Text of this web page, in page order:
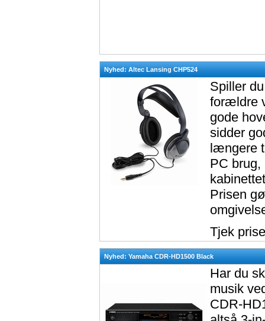
Nyhed: Altec Lansing CHP524
Spiller
forældre
gode
sidder
længere
PC brug,
Prisen
Tjek
Nyhed: Yamaha CDR-HD1500 Black
Har du
musik
CDR-